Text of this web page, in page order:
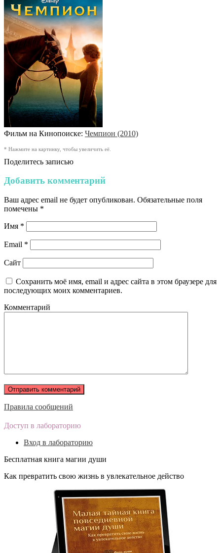
Фильм на Кинопоиске: Чемпион (2010)
* Нажмите на картинку, чтобы увеличить её.
Поделитесь записью
Добавить комментарий
Ваш адрес email не будет опубликован. Обязательные поля
помечены *
Имя *
Email *
Сайт
Сохранить моё имя, email и адрес сайта в этом браузере для
последующих моих комментариев.
Комментарий
Правила сообщений
Доступ в лабораторию
Вход в лабораторию
Бесплатная книга магии души
Как превратить свою жизнь в увлекательное действо